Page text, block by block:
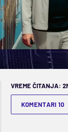
VREME ČITANJA:
KOMENTARI 10